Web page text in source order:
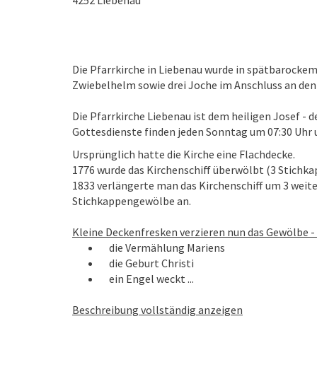
Die Pfarrkirche in Liebenau wurde in
Zwiebelhelm sowie drei Joche im Anschluss an
Die Pfarrkirche Liebenau ist dem heiligen Josef -
Gottesdienste finden jeden Sonntag um 07:30 Uhr
Ursprünglich hatte die Kirche eine Flachdecke.
1776 wurde das Kirchenschiff überwölbt (3
1833 verlängerte man das Kirchenschiff um 3
Stichkappengewölbe an.
Kleine Deckenfresken verzieren nun das Gewölbe -
die Vermählung Mariens
die Geburt Christi
ein Engel weckt ...
Beschreibung vollständig anzeigen